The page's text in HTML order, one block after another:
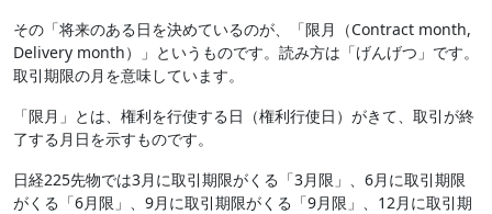
その「将来のある日を決めているのが、「限月（Contract month,
Delivery month）」というものです。読み方は「げんげつ」です。
取引期限の月を意味しています。
「限月」とは、権利を行使する日（権利行使日）がきて、取引が終
了する月日を示すものです。
日経225先物では3月に取引期限がくる「3月限」、6月に取引期限
がくる「6月限」、9月に取引期限がくる「9月限」、12月に取引期